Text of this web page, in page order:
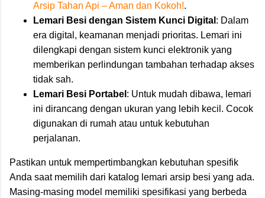
Arsip Tahan Api – Aman dan Kokoh!.
Lemari Besi dengan Sistem Kunci Digital : Dalam
era digital, keamanan menjadi prioritas. Lemari ini
dilengkapi dengan sistem kunci elektronik yang
memberikan perlindungan tambahan terhadap akses
tidak sah.
Lemari Besi Portabel : Untuk mudah dibawa, lemari
ini dirancang dengan ukuran yang lebih kecil. Cocok
digunakan di rumah atau untuk kebutuhan
perjalanan.
Pastikan untuk mempertimbangkan kebutuhan spesifik
Anda saat memilih dari katalog lemari arsip besi yang ada.
Masing-masing model memiliki spesifikasi yang berbeda